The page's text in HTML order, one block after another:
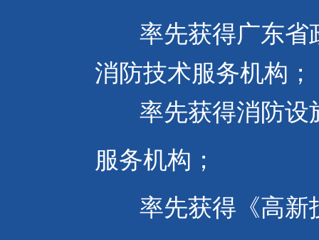
率先获得广东省
消防技术服务机构；
率先获得消防设
服务机构；
率先获得《高新